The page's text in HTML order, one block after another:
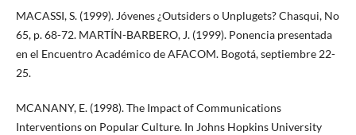
MACASSI, S. (1999). Jóvenes ¿Outsiders o Unplugets? Chasqui, No
65, p. 68-72. MARTÍN-BARBERO, J. (1999). Ponencia presentada
en el Encuentro Académico de AFACOM. Bogotá, septiembre 22-
25.
MCANANY, E. (1998). The Impact of Communications
Interventions on Popular Culture. In Johns Hopkins University